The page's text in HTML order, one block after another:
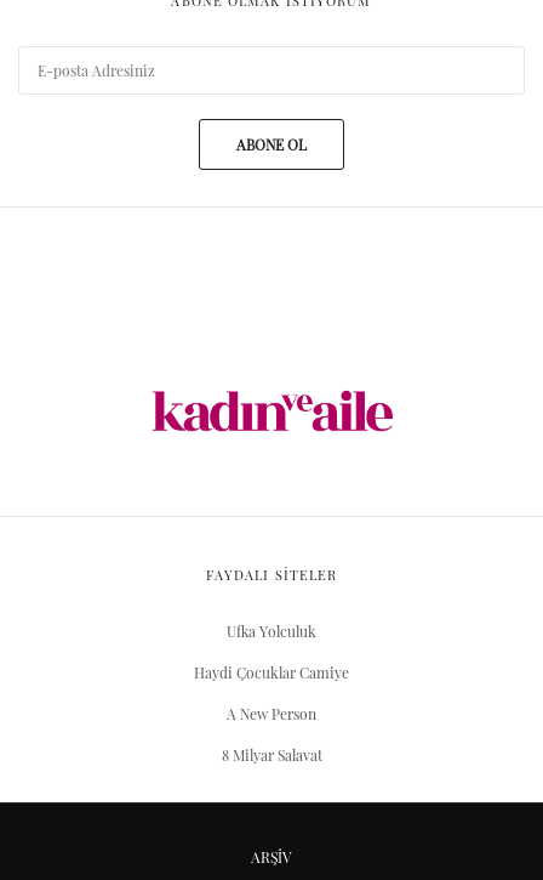
ABONE OL
FAYDALI SİTELER
Ufka Yolculuk
Haydi Çocuklar Camiye
A New Person
8 Milyar Salavat
ARŞIV